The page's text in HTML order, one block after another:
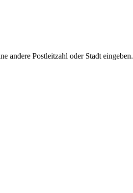
andere Postleitzahl oder Stadt eingeben.